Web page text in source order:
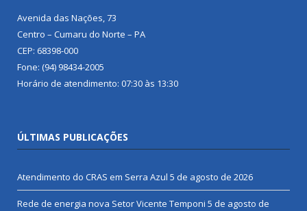
Avenida das Nações, 73
Centro – Cumaru do Norte – PA
CEP: 68398-000
Fone: (94) 98434-2005
Horário de atendimento: 07:30 às 13:30
ÚLTIMAS PUBLICAÇÕES
Atendimento do CRAS em Serra Azul 5 de agosto de 2026
Rede de energia nova Setor Vicente Temponi 5 de agosto de